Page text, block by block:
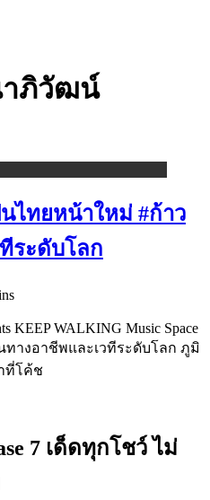
ภิวัฒน์
ไทยหน้าใหม่ #ก้าว
ระดับโลก
KEEP WALKING Music Space
างอาชีพและเวทีระดับโลก ภูมิ
ที่โค้ช
7 เด็ดทุกโชว์ ไม่